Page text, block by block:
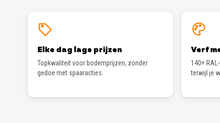
Elke dag lage prijzen
Topkwaliteit voor bodemprijzen, zonder
gedoe met spaaracties.
Verf
140+
terwijl je